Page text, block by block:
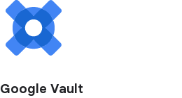
Google Vault